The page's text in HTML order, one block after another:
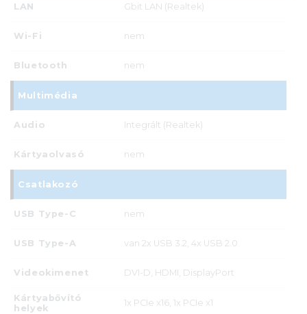
LAN Gbit LAN (Realtek)
Wi-Fi nem
Bluetooth nem
Multimédia
Audio Integrált (Realtek)
Kártyaolvasó nem
Csatlakozó
USB Type-C nem
USB Type-A van 2x USB 3.2, 4x USB 2.0
Videokimenet DVI-D, HDMI, DisplayPort
Kártyabővító
helyek
1x PCIe x16, 1x PCIe x1